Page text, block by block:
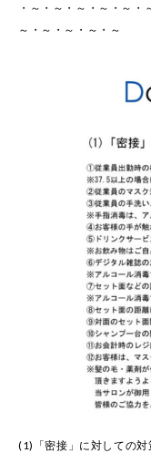
・～・～・～・～・～・
～・～・～・～・～
(1)「密接」に対しての対